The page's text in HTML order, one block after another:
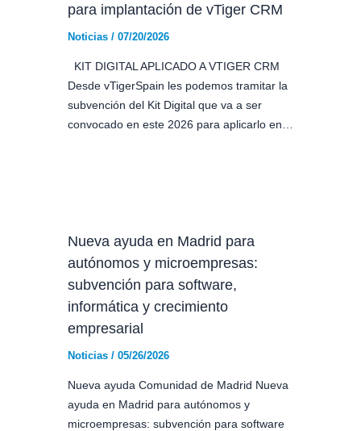
para implantación de vTiger CRM
Noticias / 07/20/2026
KIT DIGITAL APLICADO A VTIGER CRM
Desde vTigerSpain les podemos tramitar la
subvención del Kit Digital que va a ser
convocado en este 2026 para aplicarlo en…
Nueva ayuda en Madrid para
autónomos y microempresas:
subvención para software,
informática y crecimiento
empresarial
Noticias / 05/26/2026
Nueva ayuda Comunidad de Madrid Nueva
ayuda en Madrid para autónomos y
microempresas: subvención para software